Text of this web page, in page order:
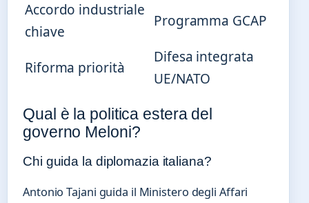
Accordo industriale
chiave
Programma GCAP
Riforma priorità
Difesa integrata
UE/NATO
Qual è la politica estera del
governo Meloni?
Chi guida la diplomazia italiana?
Antonio Tajani guida il Ministero degli Affari